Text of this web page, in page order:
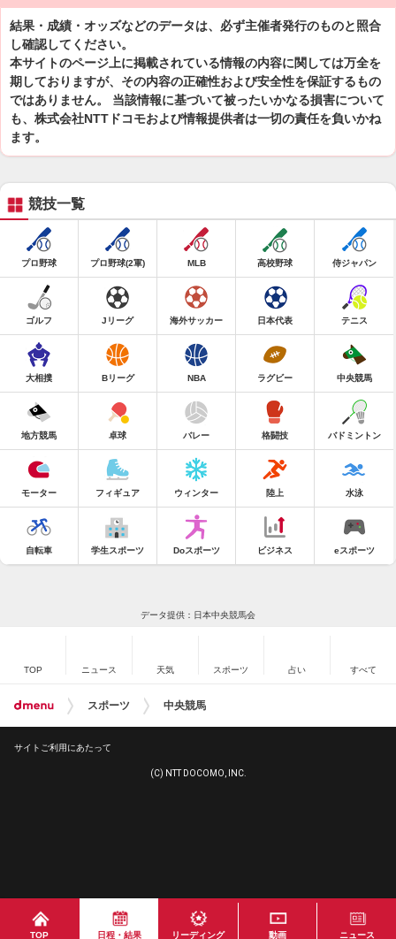
結果・成績・オッズなどのデータは、必ず主催者発行のものと照合
し確認してください。
本サイトのページ上に掲載されている情報の内容に関しては万全を
期しておりますが、その内容の正確性および安全性を保証するもの
ではありません。 当該情報に基づいて被ったいかなる損害について
も、株式会社NTTドコモおよび情報提供者は一切の責任を負いかね
ます。
TOP 日程・結果 リーディング 動画 ニュース
競技一覧
プロ野球 プロ野球(2軍) MLB 高校野球 侍ジャパン
ゴルフ Jリーグ 海外サッカー 日本代表 テニス
大相撲 Bリーグ NBA ラグビー 中央競馬
地方競馬 卓球 バレー 格闘技 バドミントン
モーター フィギュア ウィンター 陸上 水泳
自転車 学生スポーツ Doスポーツ ビジネス eスポーツ
データ提供：日本中央競馬会
TOP ニュース 天気 スポーツ 占い すべて
スポーツ 中央競馬
サイトご利用にあたって
(C) NTT DOCOMO, INC.